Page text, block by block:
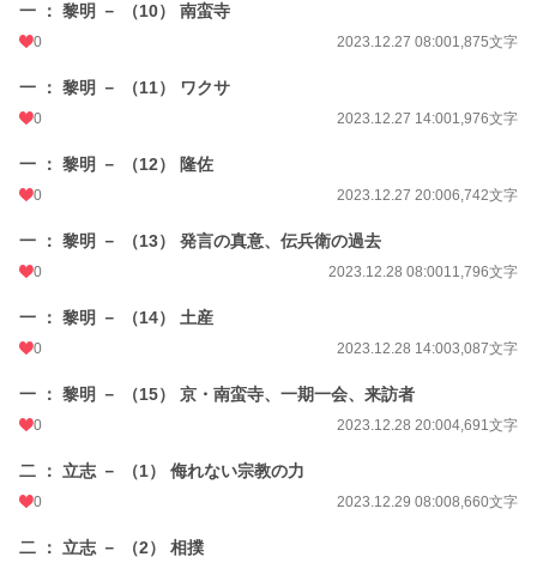
一 ： 黎明 － （10） 南蛮寺
0 2023.12.27 08:001,875文字
一 ： 黎明 － （11） ワクサ
0 2023.12.27 14:001,976文字
一 ： 黎明 － （12） 隆佐
0 2023.12.27 20:006,742文字
一 ： 黎明 － （13） 発言の真意、伝兵衛の過去
0 2023.12.28 08:0011,796文字
一 ： 黎明 － （14） 土産
0 2023.12.28 14:003,087文字
一 ： 黎明 － （15） 京・南蛮寺、一期一会、来訪者
0 2023.12.28 20:004,691文字
二 ： 立志 － （1） 侮れない宗教の力
0 2023.12.29 08:008,660文字
二 ： 立志 － （2） 相撲